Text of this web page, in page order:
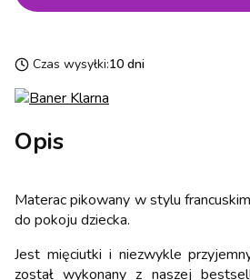
Czas wysyłki:10 dni
Opis
Materac pikowany w stylu
do pokoju dziecka.
Jest mięciutki i niezwykle
został wykonany z naszej